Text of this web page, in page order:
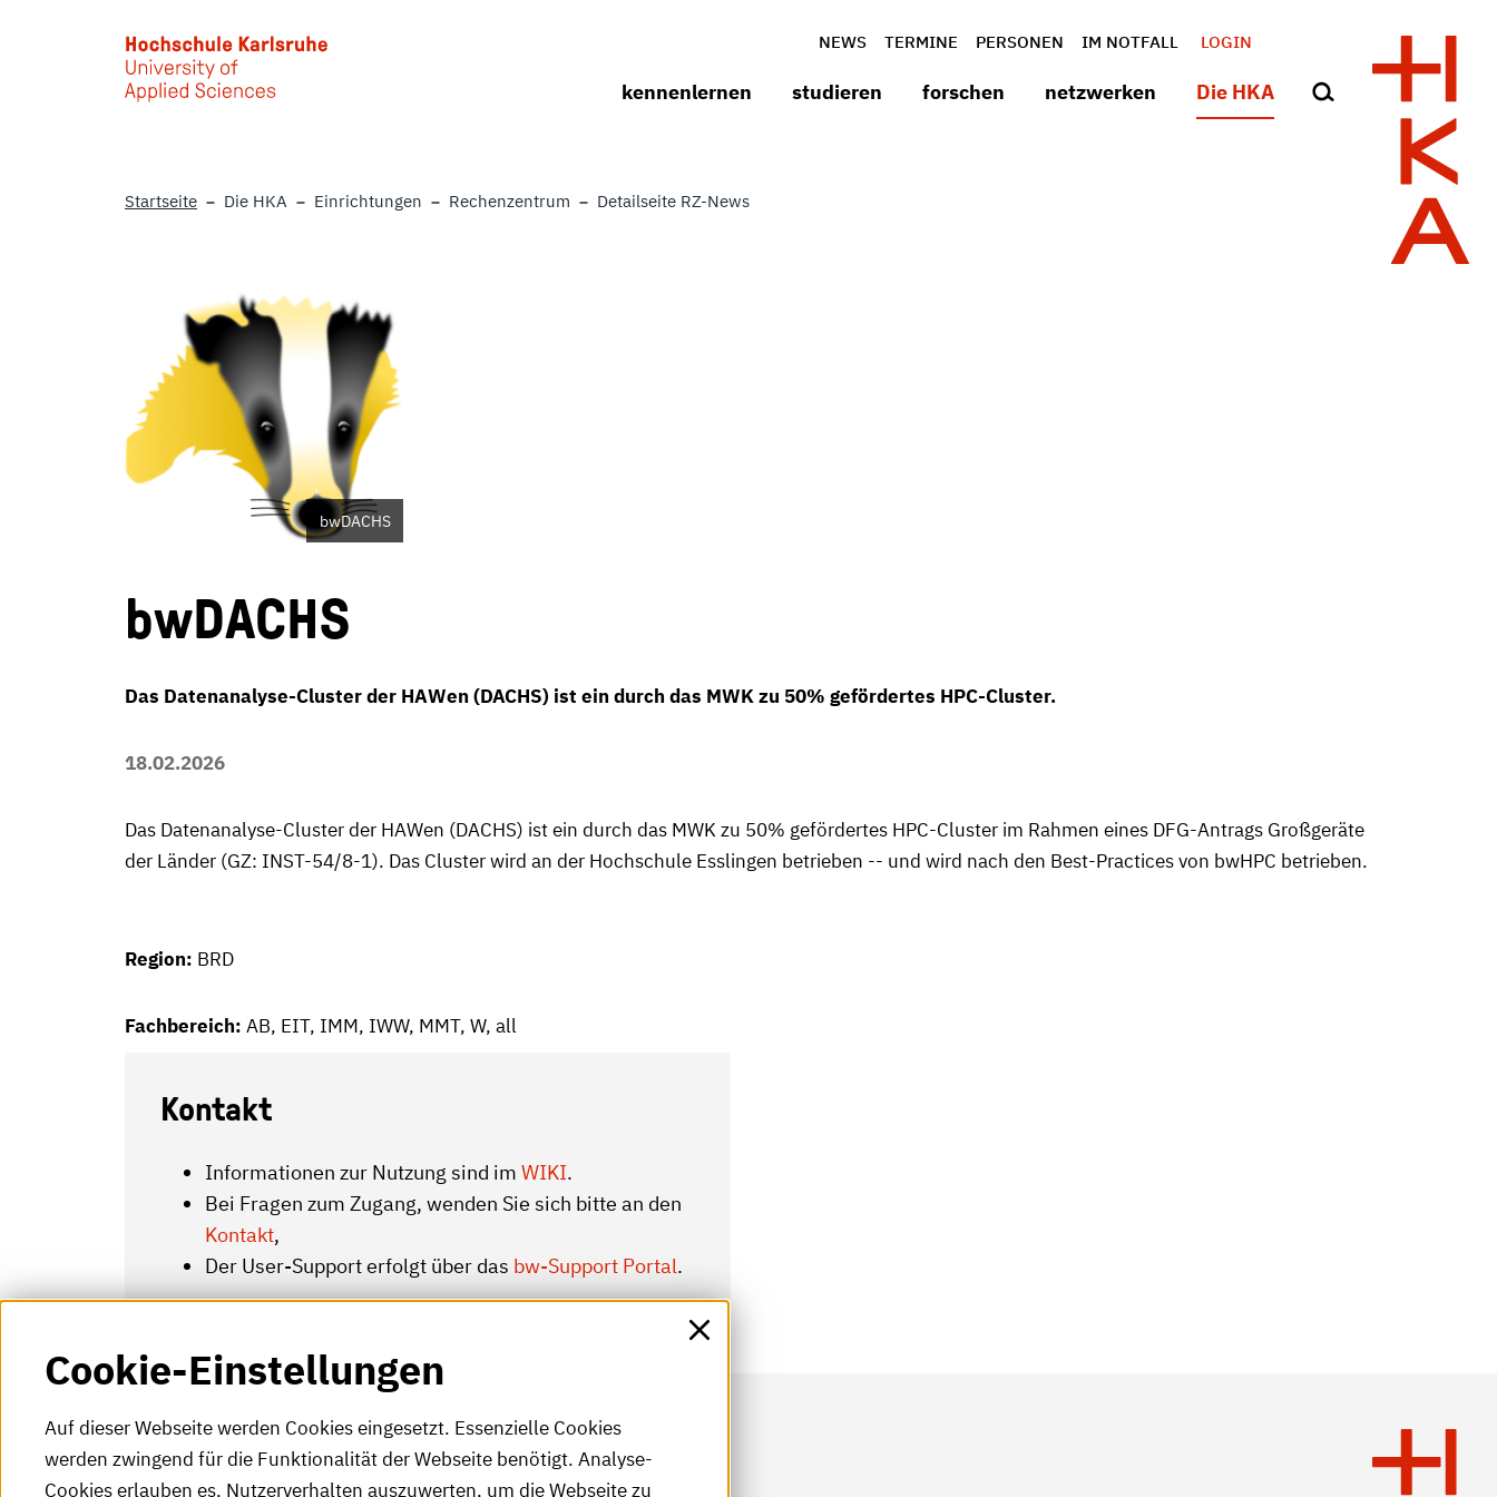
NEWS
TERMINE PERSONEN IM NOTFALL LOGIN
kennenlernen studieren forschen netzwerken Die HKA
Startseite Die HKA Einrichtungen Rechenzentrum Detailseite RZ-News
bwDACHS
bwDACHS
Das Datenanalyse-Cluster der HAWen (DACHS) ist ein durch das MWK zu 50% gefördertes HPC-Cluster.
18.02.2026
Das Datenanalyse-Cluster der HAWen (DACHS) ist ein durch das MWK zu 50% gefördertes HPC-Cluster im Rahmen eines DFG-Antrags Großgeräte
der Länder (GZ: INST-54/8-1). Das Cluster wird an der Hochschule Esslingen betrieben -- und wird nach den Best-Practices von bwHPC betrieben.
Region: BRD
Fachbereich: AB, EIT, IMM, IWW, MMT, W, all
Kontakt
Informationen zur Nutzung sind im WIKI.
Bei Fragen zum Zugang, wenden Sie sich bitte an den
Kontakt,
Der User-Support erfolgt über das bw-Support Portal.
Cookie-Einstellungen
Auf dieser Webseite werden Cookies eingesetzt. Essenzielle Cookies
werden zwingend für die Funktionalität der Webseite benötigt. Analyse-
Cookies erlauben es, Nutzerverhalten auszuwerten, um die Webseite zu